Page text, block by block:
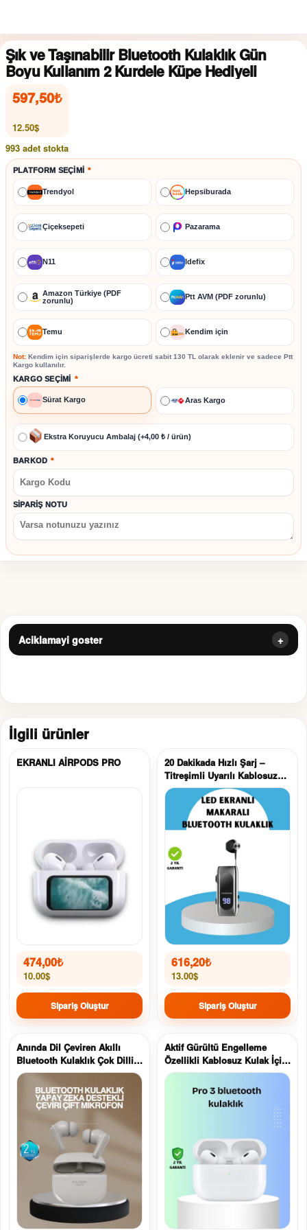
Şık ve Taşınabilir Bluetooth Kulaklık Gün
Boyu Kullanım 2 Kurdele Küpe Hediyeli
597,50₺
12.50$
993 adet stokta
PLATFORM SEÇIMI *
Trendyol Hepsiburada
Çiçeksepeti Pazarama
N11 İdefix
Amazon Türkiye (PDF
zorunlu)
Ptt AVM (PDF zorunlu)
Temu Kendim için
Not: Kendim için siparişlerde kargo ücreti sabit 130 TL olarak eklenir ve sadece Ptt
Kargo kullanılır.
KARGO SEÇIMI *
Sürat Kargo Aras Kargo
Ekstra Koruyucu Ambalaj (+4,00 ₺ / ürün)
BARKOD *
SIPARIŞ NOTU
Aciklamayi goster
İlgili ürünler
EKRANLI AİRPODS PRO
474,00₺
10.00$
Sipariş Oluştur
20 Dakikada Hızlı Şarj –
Titreşimli Uyarılı Kablosuz
Kulaklık
616,20₺
13.00$
Sipariş Oluştur
Anında Dil Çeviren Akıllı
Bluetooth Kulaklık Çok Dilli
İletişim
Aktif Gürültü Engelleme
Özellikli Kablosuz Kulak İçi
Bluetooth Kulaklık